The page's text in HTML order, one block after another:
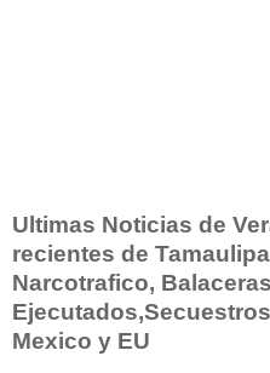
Ultimas Noticias de
recientes de
Narcotrafico,
Mexico y EU